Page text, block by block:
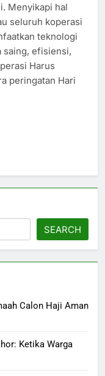
Menyikapi hal
seluruh koperasi
teknologi
saing, efisiensi,
Harus
peringatan Hari
SEARCH
Calon Haji Aman
Ketika Warga